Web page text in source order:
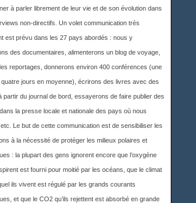
à parler librement de leur vie et de son évolution dans
non-directifs. Un volet communication très
est prévu dans les 27 pays abordés : nous y
des documentaires, alimenterons un blog de voyage,
reportages, donnerons environ 400 conférences (une
jours en moyenne), écrirons des livres avec des
partir du journal de bord, essayerons de faire publier des
la presse locale et nationale des pays où nous
Le but de cette communication est de sensibiliser les
à la nécessité de protéger les milieux polaires et
: la plupart des gens ignorent encore que l’oxygène
est fourni pour moitié par les océans, que le climat
ils vivent est régulé par les grands courants
et que le CO2 qu’ils rejettent est absorbé en grande